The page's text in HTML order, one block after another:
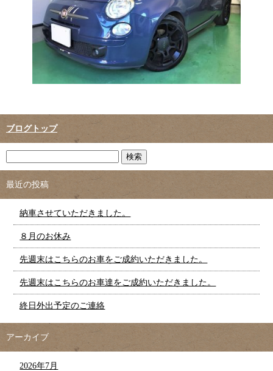
ブログトップ
最近の投稿
納車させていただきました。
８月のお休み
先週末はこちらのお車をご成約いただきました。
先週末はこちらのお車達をご成約いただきました。
終日外出予定のご連絡
アーカイブ
2026年7月